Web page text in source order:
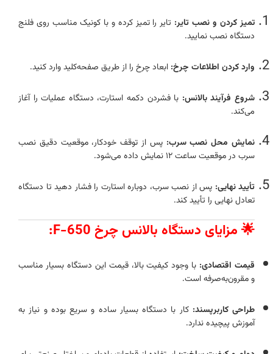
تمیز کردن و نصب تایر: تایر را تمیز کرده و با کونیک مناسب روی فلنج
دستگاه نصب نمایید.
وارد کردن اطلاعات چرخ: ابعاد چرخ را از طریق صفحه‌کلید وارد کنید.
شروع فرآیند بالانس: با فشردن دکمه استارت، دستگاه عملیات را آغاز
می‌کند.
نمایش محل نصب سرب: پس از توقف خودکار، موقعیت دقیق نصب
سرب در موقعیت ساعت ۱۲ نمایش داده می‌شود.
تأیید نهایی: پس از نصب سرب، دوباره استارت را فشار دهید تا دستگاه
تعادل نهایی را تأیید کند.
🌟 مزایای دستگاه بالانس چرخ F-650:
قیمت اقتصادی: با وجود کیفیت بالا، قیمت این دستگاه بسیار مناسب
و مقرون‌به‌صرفه است.
طراحی کاربرپسند: کار با دستگاه بسیار ساده و سریع بوده و نیاز به
آموزش پیچیده ندارد.